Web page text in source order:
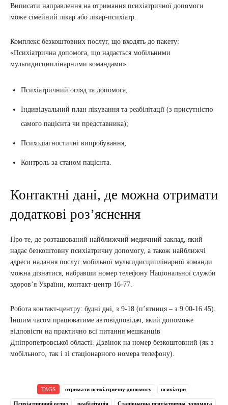
Виписати направлення на отримання психіатричної допомоги
може сімейний лікар або лікар-психіатр.
Комплекс безкоштовних послуг, що входять до пакету:
«Психіатрична допомога, що надається мобільними
мультидисциплінарними командами»:
Психіатричний огляд та допомога;
Індивідуальний план лікування та реабілітації (з присутністю
самого пацієнта чи представника);
Психодіагностичні випробування;
Контроль за станом пацієнта.
Контактні дані, де можна отримати
додаткові роз’яснення
Про те, де розташований найближчий медичний заклад, який
надає безкоштовну психіатричну допомогу, а також найближчі
адреси надання послуг мобільної мультидисциплінарної команди
можна дізнатися, набравши номер телефону Національної служби
здоров’я України, контакт-центр 16-77.
Робота контакт-центру: будні дні, з 9-18 (п’ятниця – з 9.00-16.45).
Іншим часом працюватиме автовідповідач, який допоможе
відповісти на практично всі питання мешканців
Дніпропетровської області. Дзвінок на номер безкоштовний (як з
мобільного, так і зі стаціонарного номера телефону).
TAGS отримати психіатричну допомогу психіатри
Психіатричний огляд реабілітація Стаціонарна психіатрична допомога